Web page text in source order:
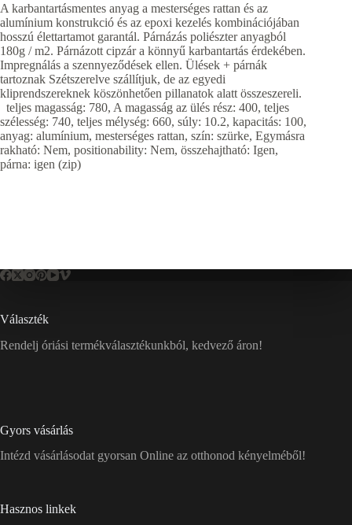
A karbantartásmentes anyag a mesterséges rattan és az
alumínium konstrukció és az epoxi kezelés kombinációjában
hosszú élettartamot garantál. Párnázás poliészter anyagból
180g / m2. Párnázott cipzár a könnyű karbantartás érdekében.
Impregnálás a szennyeződések ellen. Ülések + párnák
tartoznak Szétszerelve szállítjuk, de az egyedi
kliprendszereknek köszönhetően pillanatok alatt összeszereli.
teljes magasság: 780, A magasság az ülés rész: 400, teljes
szélesség: 740, teljes mélység: 660, súly: 10.2, kapacitás: 100,
anyag: alumínium, mesterséges rattan, szín: szürke, Egymásra
rakható: Nem, positionability: Nem, összehajtható: Igen,
párna: igen (zip)
Választék
Rendelj óriási termékválasztékunkból, kedvező áron!
Gyors vásárlás
Intézd vásárlásodat gyorsan Online az otthonod kényelméből!
Hasznos linkek